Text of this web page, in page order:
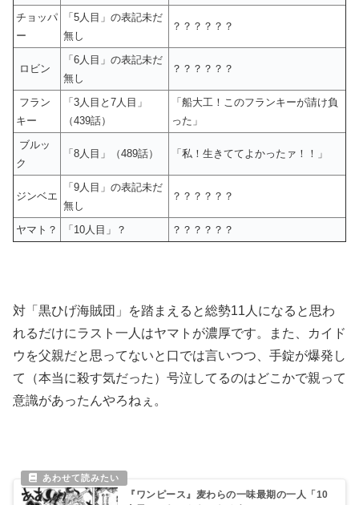
チョッパ
ー
「5人目」の表記未だ
無し
？？？？？？
ロビン
「6人目」の表記未だ
無し
？？？？？？
フラン
キー
「3人目と7人目」
（439話）
「船大工！このフランキーが請け負
った」
ブルッ
ク
「8人目」（489話） 「私！生きててよかったァ！！」
ジンベエ
「9人目」の表記未だ
無し
？？？？？？
ヤマト？ 「10人目」？ ？？？？？？
対「黒ひげ海賊団」を踏まえると総勢11人になると思わ
れるだけにラスト一人はヤマトが濃厚です。また、カイド
ウを父親だと思ってないと口では言いつつ、手錠が爆発し
て（本当に殺す気だった）号泣してるのはどこかで親って
意識があったんやろねぇ。
『ワンピース』麦わらの一味最期の一人「10